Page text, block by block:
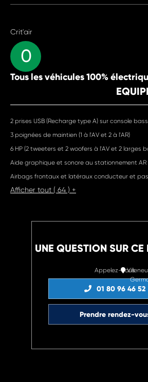
Crit'air
0
Tous les véhicules 100%
2 prises USB (Recharge type A) sur console
3 poignées de maintien (1 à l'AV et 2 à l'AR)
6 HP (2 tweeters et 2 woofers à l'AV et 2 larges
Aide graphique et sonore au stationnement AR
Airbags frontaux et latéraux conducteur et
Afficher tout ( 64 ) +
UNE QUESTION SUR CE
Appelez-nous
01 80 96 46 52
Prendre rendez-